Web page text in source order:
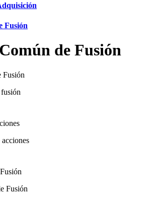
Fusión
de Fusión
Fusión
Fusión